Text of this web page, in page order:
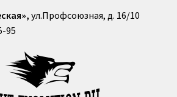
ул.Профсоюзная, д. 16/10
95